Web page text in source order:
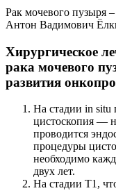
Рак мочевого пузыря
Антон Вадимович
Хирургическое
рака мочевого
развития
На стадии in situ
цистоскопия —
проводится
процедуры
необходимо
двух лет.
На стадии Т1,